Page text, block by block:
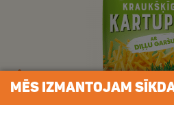
MĒS IZMANTOJAM